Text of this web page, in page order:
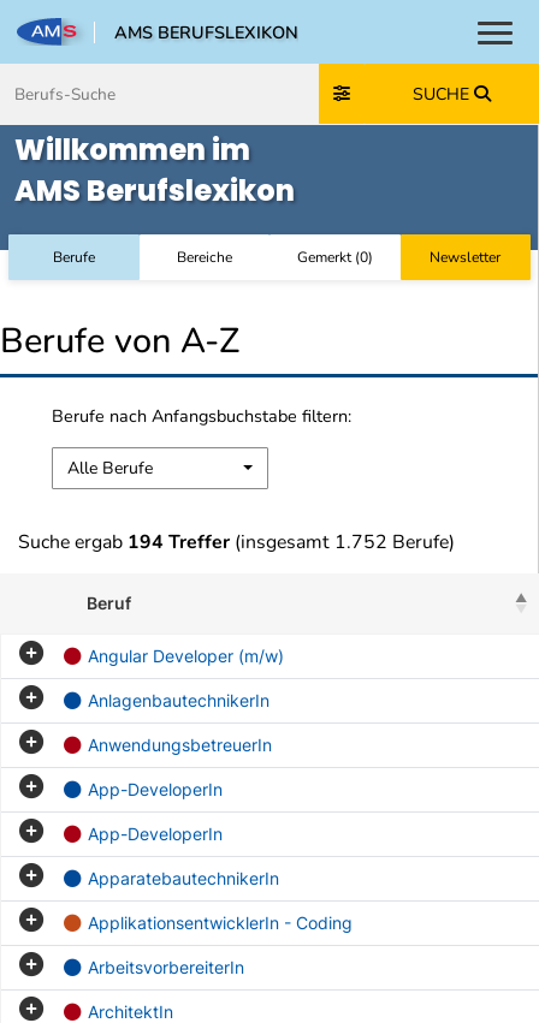
AMS BERUFSLEXIKON
SUCHE
Willkommen im
AMS Berufslexikon
Berufe Bereiche Gemerkt(0) Newsletter
Berufe von A-Z
Berufe nach Anfangsbuchstabe filtern:
Alle Berufe
Suche ergab 194 Treffer (insgesamt 1.752 Berufe)
Beruf
Angular Developer (m/w)
AnlagenbautechnikerIn
AnwendungsbetreuerIn
App-DeveloperIn
App-DeveloperIn
ApparatebautechnikerIn
ApplikationsentwicklerIn - Coding
ArbeitsvorbereiterIn
ArchitektIn